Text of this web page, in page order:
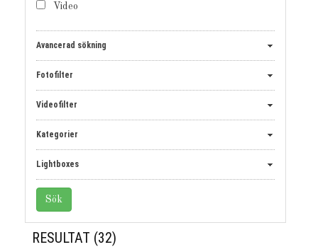
Video
Avancerad sökning
Fotofilter
Videofilter
Kategorier
Lightboxes
RESULTAT (32)